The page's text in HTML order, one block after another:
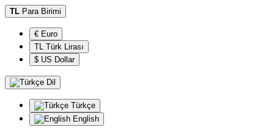
TL Para Birimi
€ Euro
TL Türk Lirası
$ US Dollar
Dil
Türkçe
English